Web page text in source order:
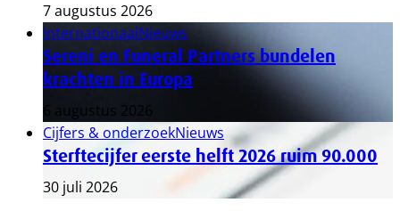
7 augustus 2026
InternationaalNieuws
Sereni en Funeral Partners bundelen
krachten in Europa
6 augustus 2026
Cijfers & onderzoekNieuws
Sterftecijfer eerste helft 2026 ruim 90.000
30 juli 2026